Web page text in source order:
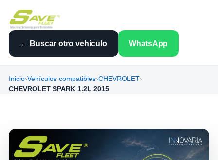
← Buscar otro vehículo WhatsApp
Inicio›Vehículos compatibles›CHEVROLET›
CHEVROLET SPARK 1.2L 2015